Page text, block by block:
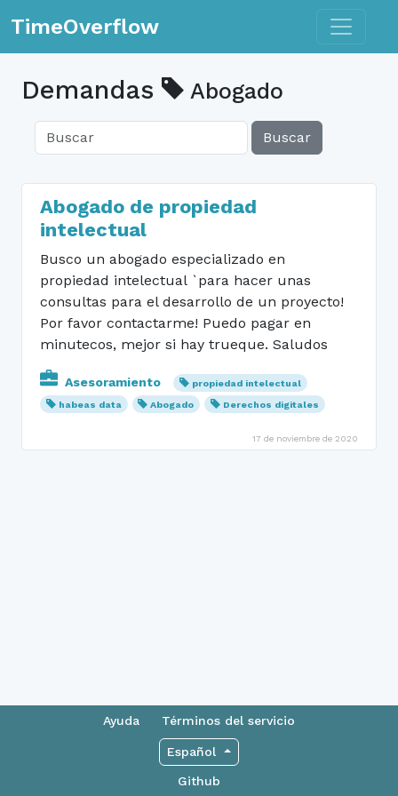
TimeOverflow Toggle
Demandas Abogado
Buscar
Abogado de propiedad
intelectual
Busco un abogado especializado en
propiedad intelectual `para hacer unas
consultas para el desarrollo de un proyecto!
Por favor contactarme! Puedo pagar en
minutecos, mejor si hay trueque. Saludos
Asesoramiento
propiedad intelectual
habeas data
Abogado Derechos digitales
17 de noviembre de 2020
Ayuda Términos del servicio
Español
Github